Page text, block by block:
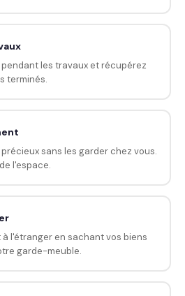
les travaux et récupérez
terminés.
sans les garder chez vous.
l'espace.
l'étranger en sachant vos biens
garde-meuble.